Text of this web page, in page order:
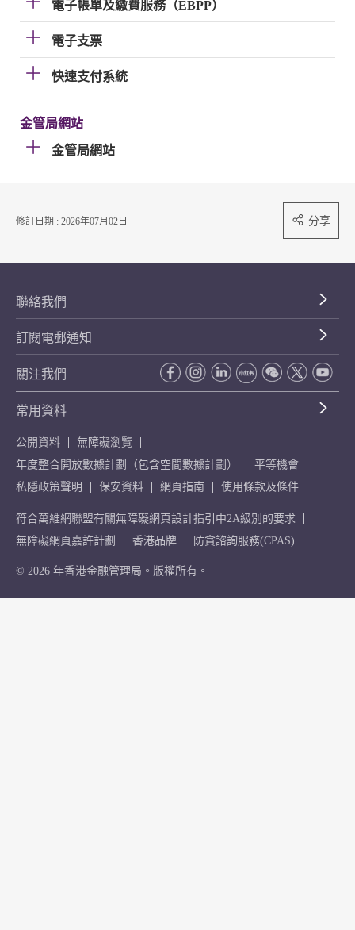
電子帳單及繳費服務（EBPP）
電子支票
快速支付系統
金管局網站
金管局網站
修訂日期 : 2026年07月02日 分享
聯絡我們
訂閱電郵通知
關注我們
常用資料
公開資料
無障礙瀏覽
年度整合開放數據計劃（包含空間數據計劃）
平等機會
私隱政策聲明
保安資料 網頁指南 使用條款及條件
符合萬維網聯盟有關無障礙網頁設計指引中2A級別的要求
無障礙網頁嘉許計劃
香港品牌 防貪諮詢服務(CPAS)
© 2026 年香港金融管理局。版權所有。